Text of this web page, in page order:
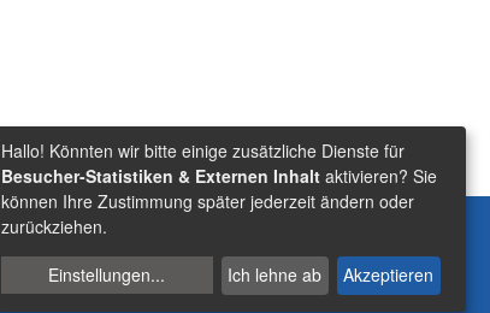
Suche
Hallo! Könnten wir bitte einige zusätzliche Dienste für
Besucher-Statistiken & Externen Inhalt aktivieren? Sie
können Ihre Zustimmung später jederzeit ändern oder
zurückziehen.
Einstellungen... Ich lehne ab Akzeptieren